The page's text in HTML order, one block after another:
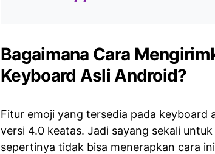
Bagaimana Cara
Keyboard Asli Android?
Fitur emoji yang tersedia pada keyboard
versi 4.0 keatas. Jadi sayang sekali
sepertinya tidak bisa menerapkan cara